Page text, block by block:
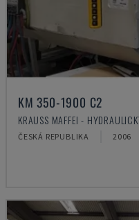
KM 350-1900 C2
KRAUSS MAFFEI -
ČESKÁ REPUBLIKA 2006